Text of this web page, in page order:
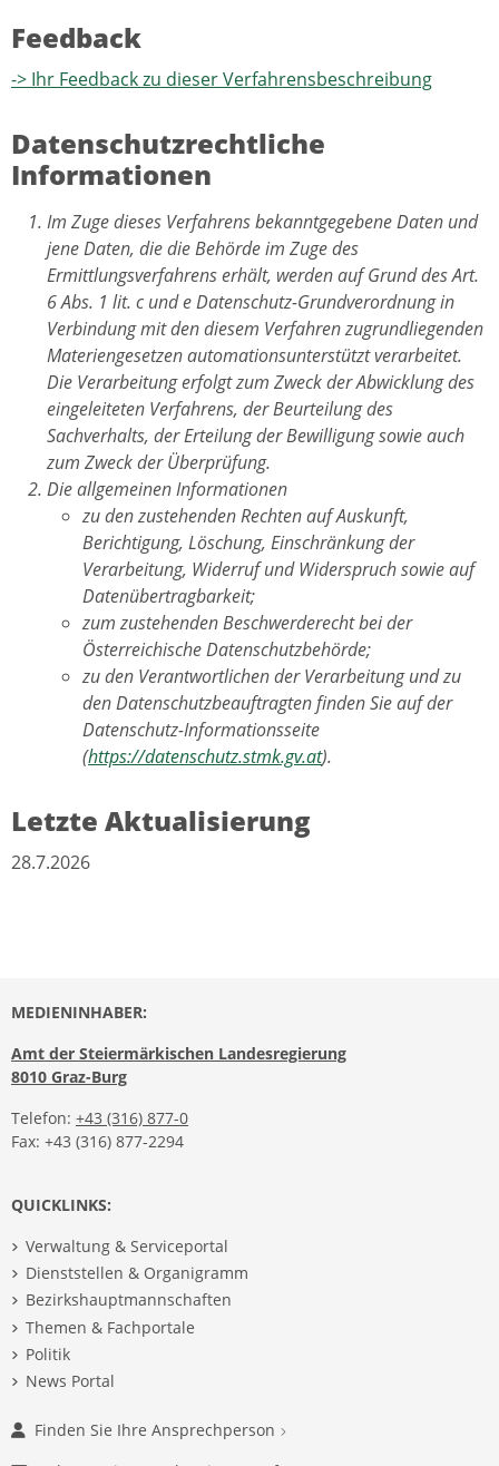
Feedback
-> Ihr Feedback zu dieser Verfahrensbeschreibung
Datenschutzrechtliche
Informationen
Im Zuge dieses Verfahrens bekanntgegebene Daten und
jene Daten, die die Behörde im Zuge des
Ermittlungsverfahrens erhält, werden auf Grund des Art.
6 Abs. 1 lit. c und e Datenschutz-Grundverordnung in
Verbindung mit den diesem Verfahren zugrundliegenden
Materiengesetzen automationsunterstützt verarbeitet.
Die Verarbeitung erfolgt zum Zweck der Abwicklung des
eingeleiteten Verfahrens, der Beurteilung des
Sachverhalts, der Erteilung der Bewilligung sowie auch
zum Zweck der Überprüfung.
Die allgemeinen Informationen
zu den zustehenden Rechten auf Auskunft,
Berichtigung, Löschung, Einschränkung der
Verarbeitung, Widerruf und Widerspruch sowie auf
Datenübertragbarkeit;
zum zustehenden Beschwerderecht bei der
Österreichische Datenschutzbehörde;
zu den Verantwortlichen der Verarbeitung und zu
den Datenschutzbeauftragten finden Sie auf der
Datenschutz-Informationsseite
(https://datenschutz.stmk.gv.at).
Letzte Aktualisierung
28.7.2026
MEDIENINHABER:
Amt der Steiermärkischen Landesregierung
8010 Graz-Burg
Telefon: +43 (316) 877-0
Fax: +43 (316) 877-2294
QUICKLINKS:
Verwaltung & Serviceportal
Dienststellen & Organigramm
Bezirkshauptmannschaften
Themen & Fachportale
Politik
News Portal
Finden Sie Ihre Ansprechperson